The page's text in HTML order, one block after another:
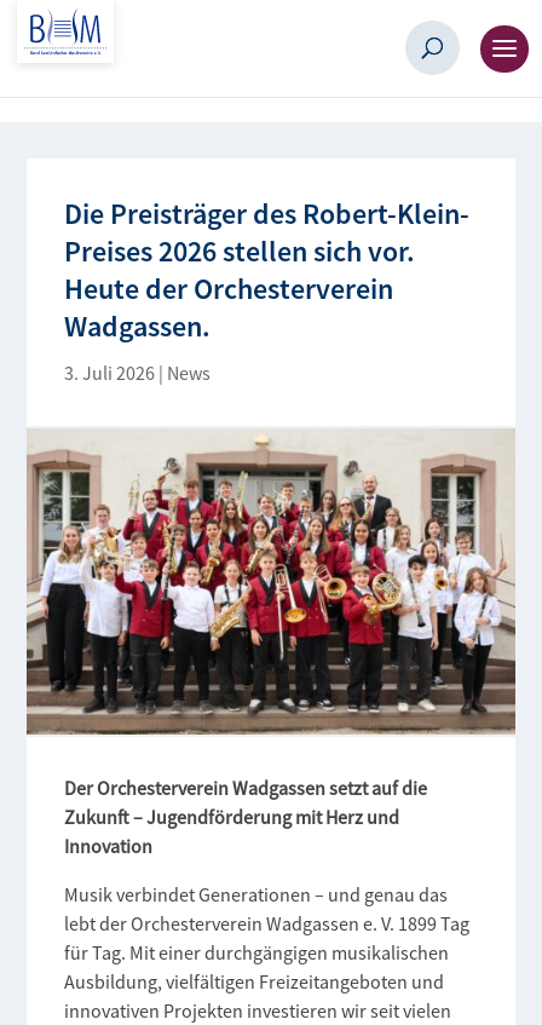
Die Preisträger des Robert-Klein-
Preises 2026 stellen sich vor.
Heute der Orchesterverein
Wadgassen.
3. Juli 2026| News
Der Orchesterverein Wadgassen setzt auf die
Zukunft – Jugendförderung mit Herz und
Innovation
Musik verbindet Generationen – und genau das
lebt der Orchesterverein Wadgassen e. V. 1899 Tag
für Tag. Mit einer durchgängigen musikalischen
Ausbildung, vielfältigen Freizeitangeboten und
innovativen Projekten investieren wir seit vielen